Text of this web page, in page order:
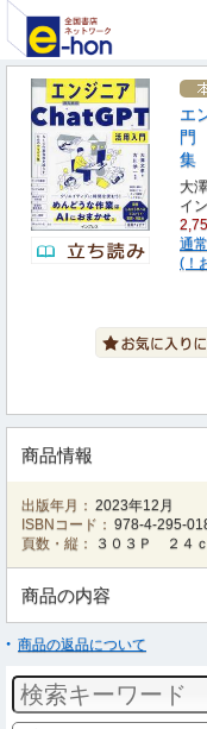
エ
門
集
大
イ
通
(！
商品情報
出版年月： 2023年12月
ISBNコード： 978-4-295-
頁数・縦：
３０３Ｐ ２４
商品の内容
商品の返品について